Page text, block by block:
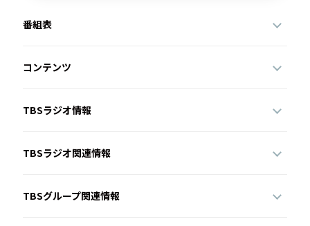
番組表
コンテンツ
TBSラジオ情報
TBSラジオ関連情報
TBSグループ関連情報